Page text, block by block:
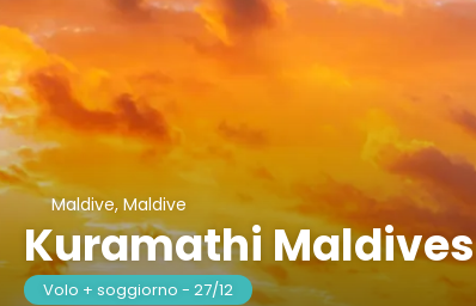
Maldive, Maldive
Kuramathi Maldives
Volo + soggiorno - 27/12